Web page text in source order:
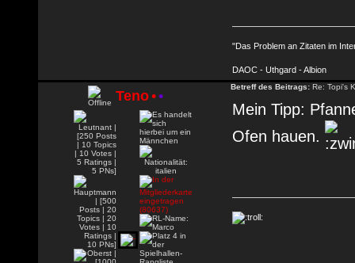
"Das Problem an Zitaten im
DAOC - Uthgard - Albion
Teno••
Betreff des Beitrags: Re: Topi's
Mein Tipp:
Ofen hauen.